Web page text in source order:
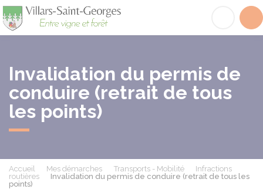
Invalidation du permis de
conduire (retrait de tous
les points)
Accueil Mes démarches Transports - Mobilité
Infractions
routières
Invalidation du permis de conduire (retrait de tous les
points)